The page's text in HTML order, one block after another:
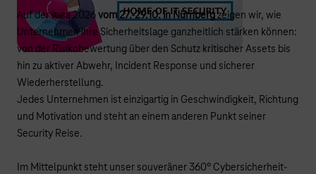
Auf der it-sa 2026vom 27.-29.10. in Nürnbergzeigen wir, wie
Unternehmen ihre Sicherheitslage ganzheitlich stärken können:
von der Risikobewertung über den Schutz kritischer Assets bis
hin zu aktiver Abwehr, Incident Response und sicherer
Wiederherstellung.
Jedes Unternehmen ist einzigartig in Geschwindigkeit, Richtung
und Motivation und steht an einem anderen Punkt seiner
Security Reise.
Im Mittelpunkt steht unser souveräner 360° Cybersicherheit-